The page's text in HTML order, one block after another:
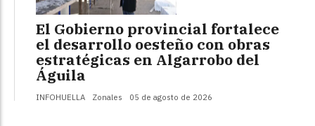
El Gobierno provincial fortalece
el desarrollo oesteño con obras
estratégicas en Algarrobo del
Águila
INFOHUELLA Zonales 05 de agosto de 2026